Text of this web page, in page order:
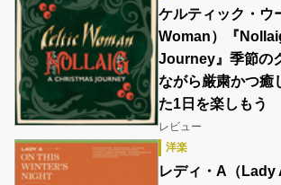
ケルティック・ウ
Woman）『
Journey』季節の
ながら厳粛かつ癒
た1日を楽しもう
レビュー
洋楽
レディ・A（Lady